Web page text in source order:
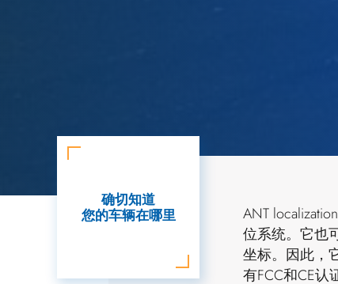
确切知道
您的车辆在哪里
ANT
位系统。它也
坐标。因此，
有FCC和CE认